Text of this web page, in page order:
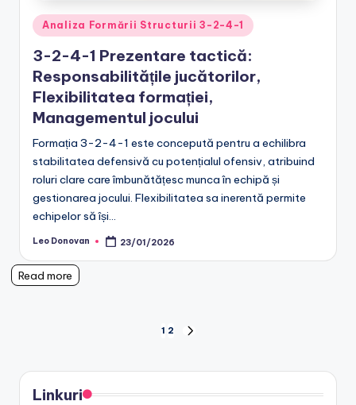
Posted
in
Analiza Formării Structurii 3-2-4-1
3-2-4-1 Prezentare tactică:
Responsabilitățile jucătorilor,
Flexibilitatea formației,
Managementul jocului
Formația 3-2-4-1 este concepută pentru a echilibra
stabilitatea defensivă cu potențialul ofensiv, atribuind
roluri clare care îmbunătățesc munca în echipă și
gestionarea jocului. Flexibilitatea sa inerentă permite
echipelor să își…
Posted
Leo Donovan 23/01/2026
Read more
pagination
1 2
Linkuri